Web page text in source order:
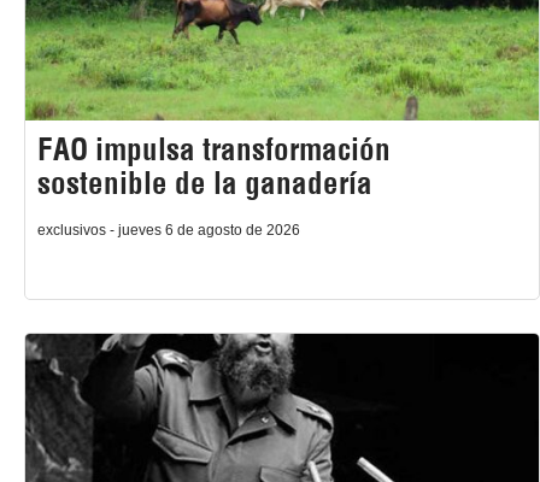
FAO impulsa transformación
sostenible de la ganadería
exclusivos - jueves 6 de agosto de 2026